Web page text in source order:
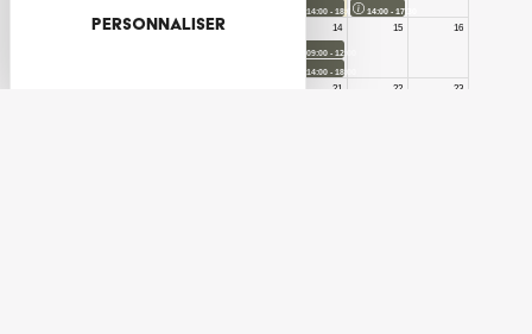
Personnaliser